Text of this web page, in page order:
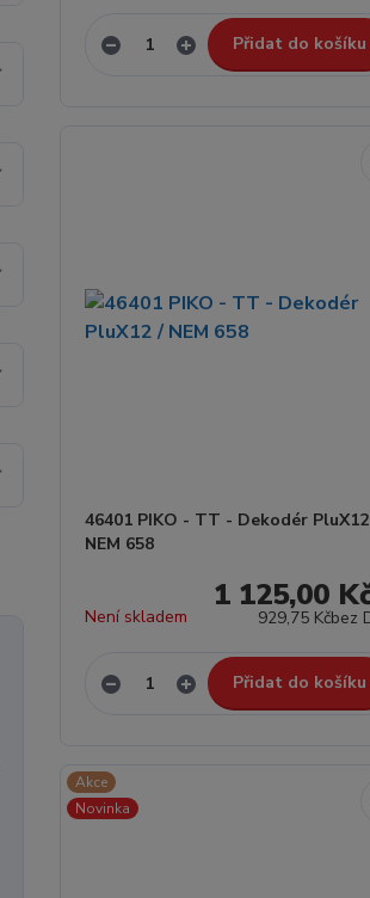
Přidat do košíku
46401 PIKO - TT - Dekodér
NEM 658
1 125,00
929,75 Kčbez
Není skladem
Přidat do košíku
Akce
Novinka